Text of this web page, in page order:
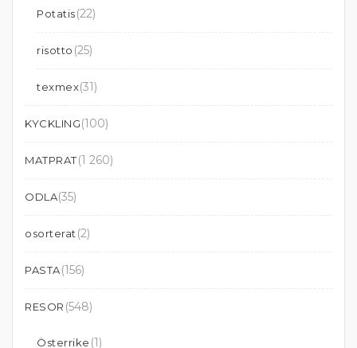
Potatis(22)
risotto (25)
texmex(31)
KYCKLING(100)
MATPRAT(1 260)
ODLA(35)
osorterat (2)
PASTA(156)
RESOR (548)
Österrike (1)